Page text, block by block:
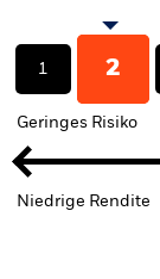
1 2
Geringes Risiko
Niedrige Rendite